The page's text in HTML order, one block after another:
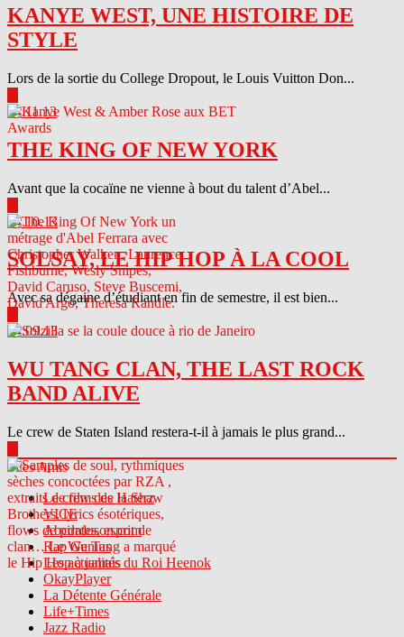
KANYE WEST, UNE HISTOIRE DE
STYLE
Lors de la sortie du College Dropout, le Louis Vuitton Don...
04.11.13
THE KING OF NEW YORK
Avant que la cocaïne ne vienne à bout du talent d’Abel...
04.10.13
SOLSAY, LE HIP HOP À LA COOL
Avec sa dégaine d’étudiant en fin de semestre, il est bien...
04.09.13
WU TANG CLAN, THE LAST ROCK
BAND ALIVE
Le crew de Staten Island restera-t-il à jamais le plus grand...
Sites Amis
Le crew des Haterz
VICE
Abcdrduson.com
Rap Genius
Les actualités du Roi Heenok
OkayPlayer
La Détente Générale
Life+Times
Jazz Radio